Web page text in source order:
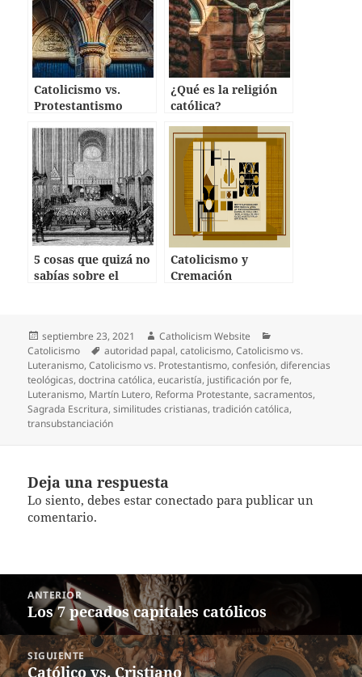
Catolicismo vs.
Protestantismo
¿Qué es la religión
católica?
5 cosas que quizá no
sabías sobre el
Catolicismo y
Cremación
Publicado
el
septiembre 23, 2021 Autor
Catholicism Website
Catolicismo
Etiquetas
autoridad papal,catolicismo,Catolicismo vs.
Luteranismo,Catolicismo vs. Protestantismo,confesión,diferencias
teológicas,doctrina católica,eucaristía, justificación por fe,
Luteranismo, Martín Lutero, Reforma Protestante,sacramentos,
Sagrada Escritura,similitudes cristianas,tradición católica,
transubstanciación
Deja una respuesta
Lo siento, debes estarconectado para publicar un
comentario.
Navegación
entradas
ANTERIOR
Entrada
anterior:
Los 7 pecados capitales católicos
SIGUIENTE
Entrada
Católico vs. Cristiano